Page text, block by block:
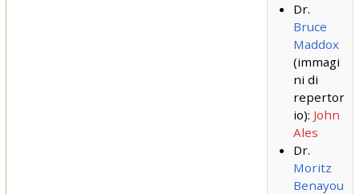
Dr.
Bruce
Maddox
(immagi
ni di
repertor
io): John
Ales
Dr.
Moritz
Benayou